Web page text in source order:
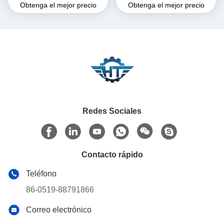
impulsión para el sistema de
Obtenga el mejor precio
AXIS de la alta precisión
Obtenga el mejor precio
Redes Sociales
Contacto rápido
Teléfono
86-0519-88791866
Correo electrónico